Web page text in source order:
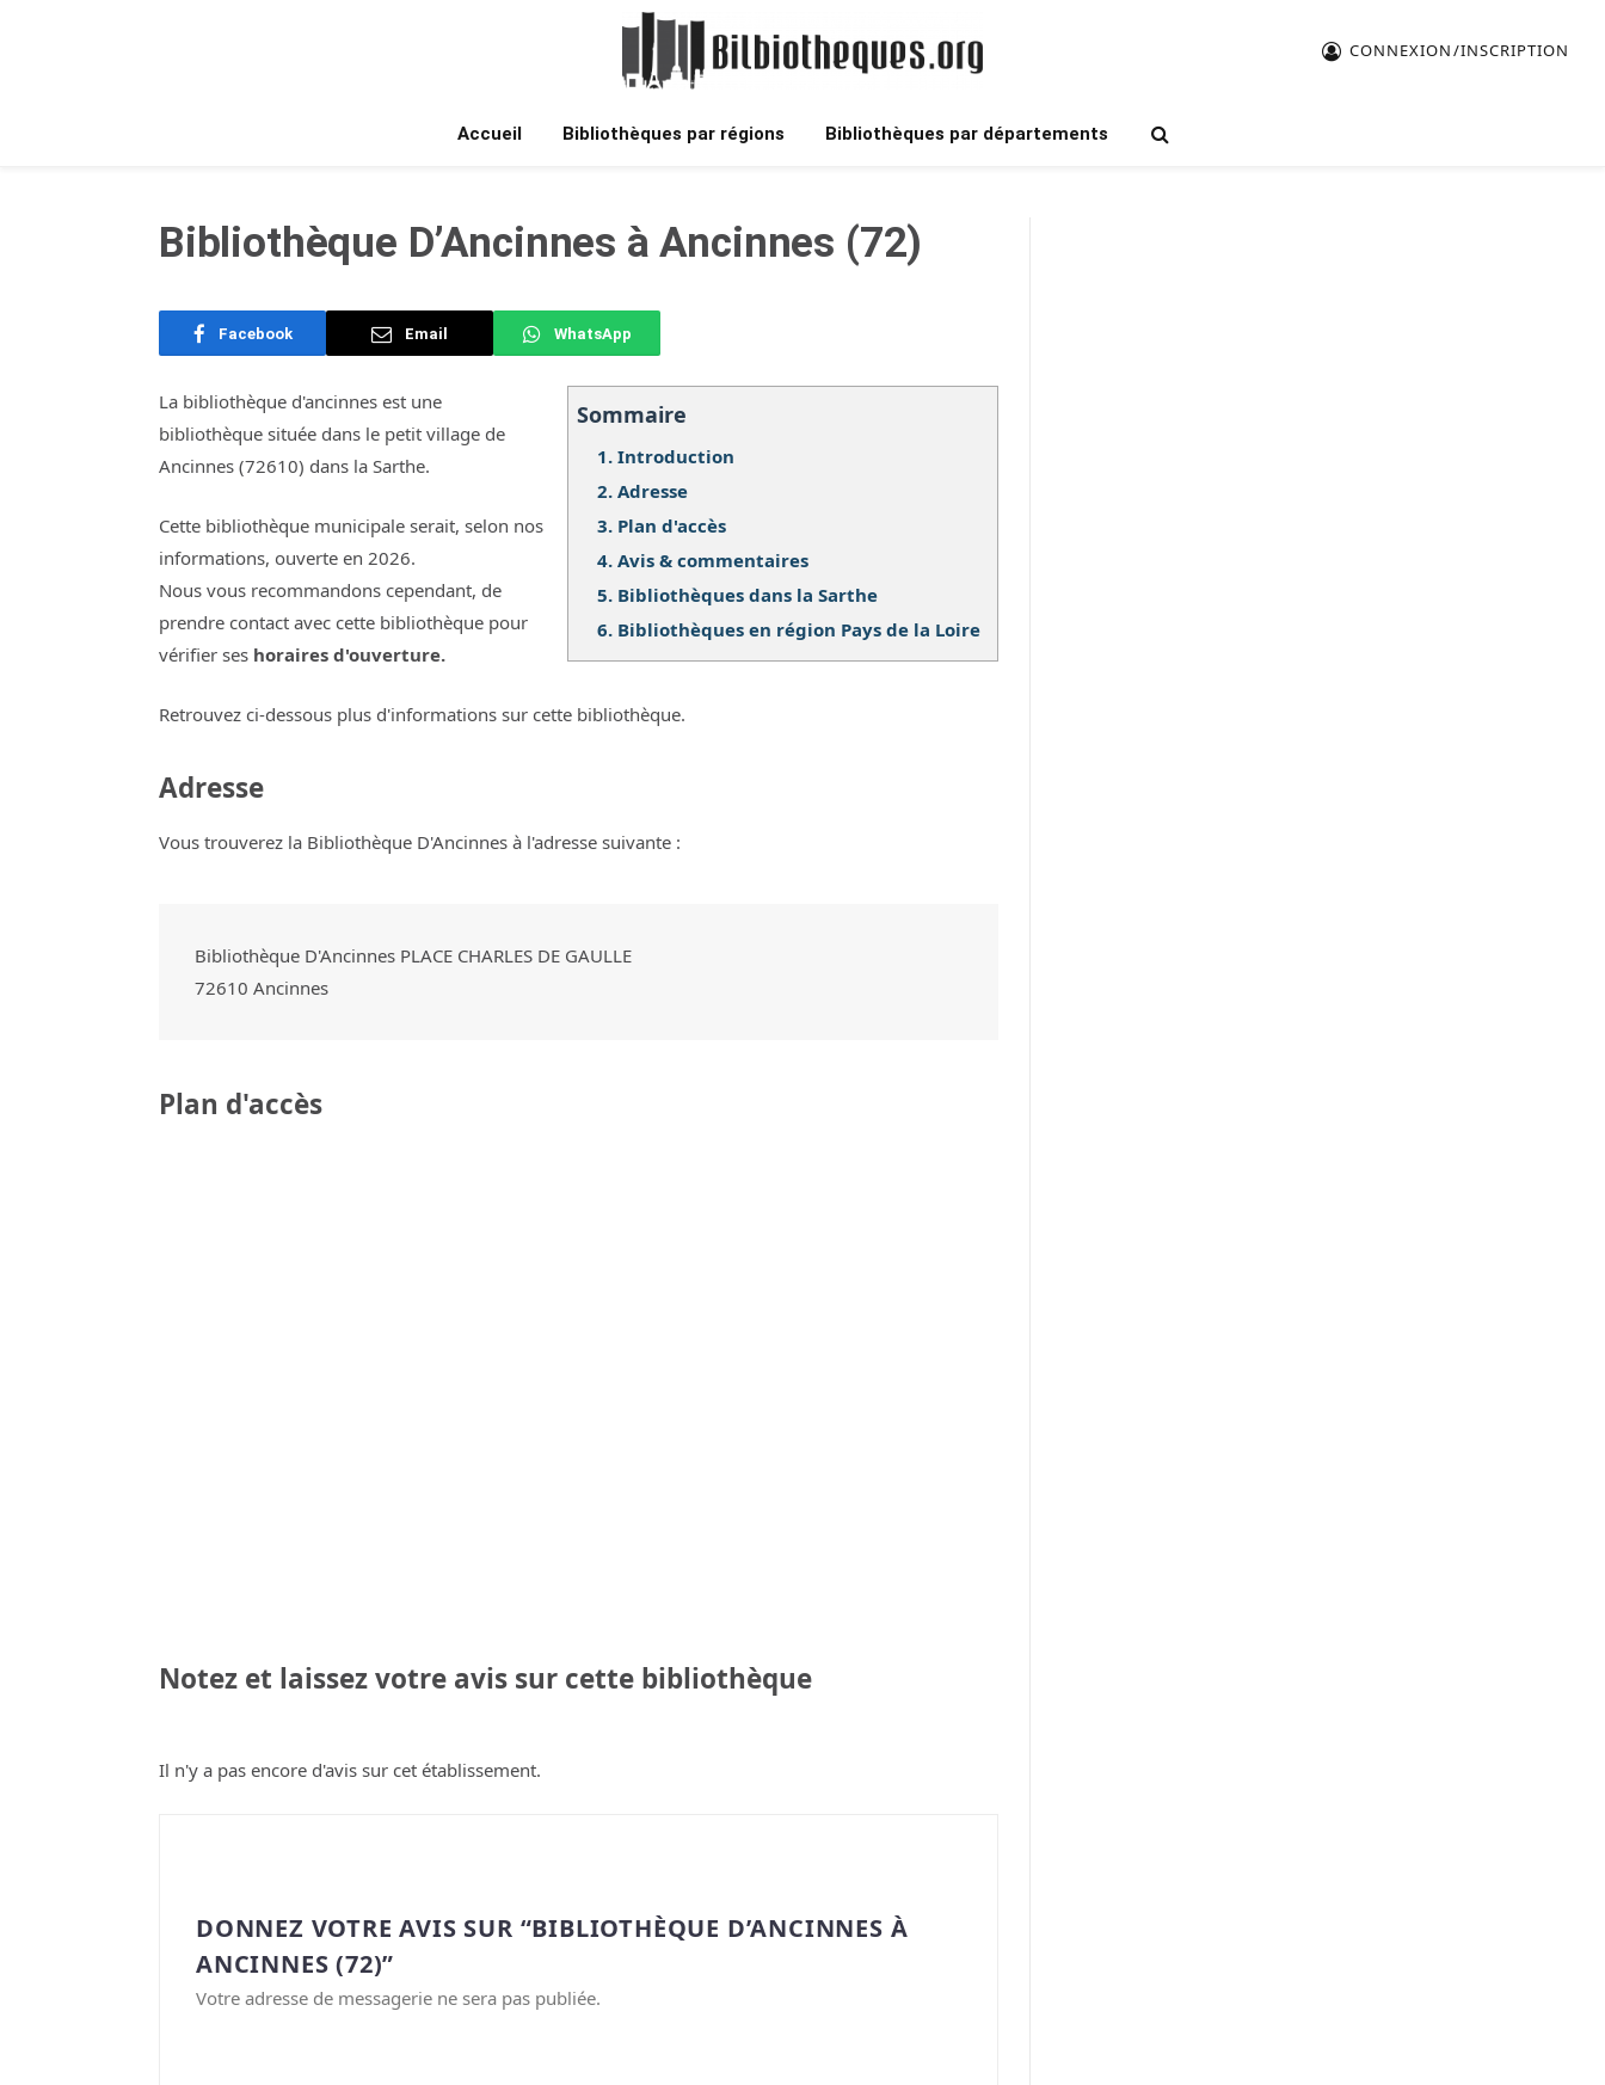
CONNEXION/INSCRIPTION
Accueil Bibliothèques par régions Bibliothèques par départements
Bibliothèque D’Ancinnes à Ancinnes (72)
Facebook Email WhatsApp
Sommaire
1. Introduction
2. Adresse
3. Plan d'accès
4. Avis & commentaires
5. Bibliothèques dans la Sarthe
6. Bibliothèques en région Pays de la Loire
La bibliothèque d'ancinnes est une
bibliothèque située dans le petit village de
Ancinnes (72610) dans la Sarthe.
Cette bibliothèque municipale serait, selon nos
informations, ouverte en 2026.
Nous vous recommandons cependant, de
prendre contact avec cette bibliothèque pour
vérifier ses horaires d'ouverture.
Retrouvez ci-dessous plus d'informations sur cette bibliothèque.
Adresse
Vous trouverez la Bibliothèque D'Ancinnes à l'adresse suivante :
Bibliothèque D'Ancinnes PLACE CHARLES DE GAULLE
72610 Ancinnes
Plan d'accès
Notez et laissez votre avis sur cette bibliothèque
Il n'y a pas encore d'avis sur cet établissement.
DONNEZ VOTRE AVIS SUR “BIBLIOTHÈQUE D’ANCINNES À
ANCINNES (72)”
Votre adresse de messagerie ne sera pas publiée.